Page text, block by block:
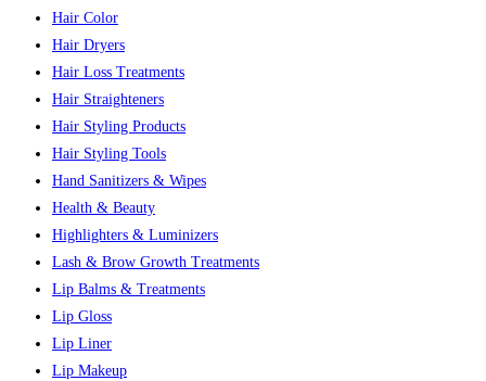
Hair Color
Hair Dryers
Hair Loss Treatments
Hair Straighteners
Hair Styling Products
Hair Styling Tools
Hand Sanitizers & Wipes
Health & Beauty
Highlighters & Luminizers
Lash & Brow Growth Treatments
Lip Balms & Treatments
Lip Gloss
Lip Liner
Lip Makeup